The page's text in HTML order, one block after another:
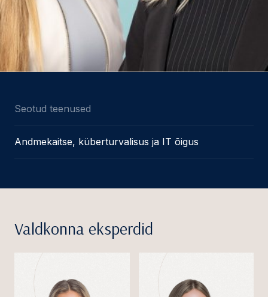
Seotud teenused
Andmekaitse, küberturvalisus ja IT õigus
Valdkonna eksperdid